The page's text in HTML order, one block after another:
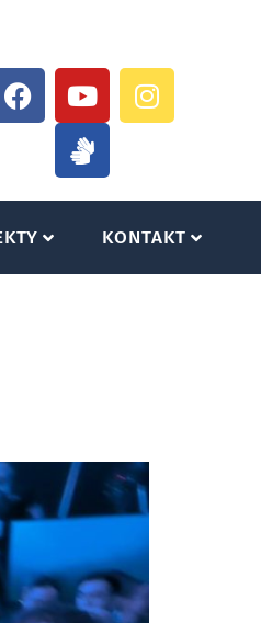
KONTAKT